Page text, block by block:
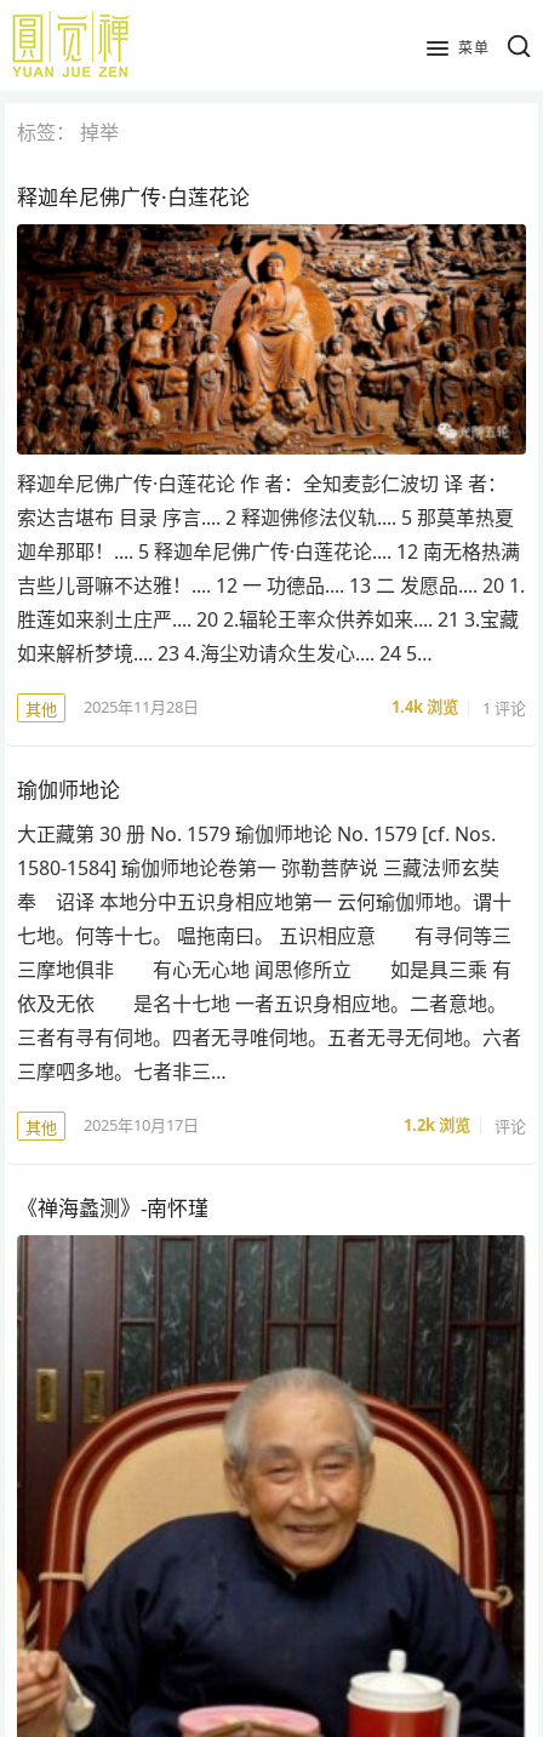
跳
主
内
菜单
标签：掉举
释迦牟尼佛广传·白莲花论
释迦牟尼佛广传·白莲花论 作 者：全知麦彭仁波切 译 者：
索达吉堪布 目录 序言.... 2 释迦佛修法仪轨.... 5 那莫革热夏
迦牟那耶！.... 5 释迦牟尼佛广传·白莲花论.... 12 南无格热满
吉些儿哥嘛不达雅！.... 12 一 功德品.... 13 二 发愿品.... 20 1.
胜莲如来刹土庄严.... 20 2.辐轮王率众供养如来.... 21 3.宝藏
如来解析梦境.... 23 4.海尘劝请众生发心.... 24 5…
其他 2025年11月28日 1.4k浏览 1 评论
瑜伽师地论
大正藏第 30 册 No. 1579 瑜伽师地论 No. 1579 [cf. Nos.
1580-1584] 瑜伽师地论卷第一 弥勒菩萨说 三藏法师玄奘
奉 诏译 本地分中五识身相应地第一 云何瑜伽师地。谓十
七地。何等十七。 嗢拖南曰。 五识相应意 有寻伺等三
三摩地俱非 有心无心地 闻思修所立 如是具三乘 有
依及无依 是名十七地 一者五识身相应地。二者意地。
三者有寻有伺地。四者无寻唯伺地。五者无寻无伺地。六者
三摩呬多地。七者非三…
其他 2025年10月17日 1.2k浏览 评论
《禅海蠡测》-南怀瑾